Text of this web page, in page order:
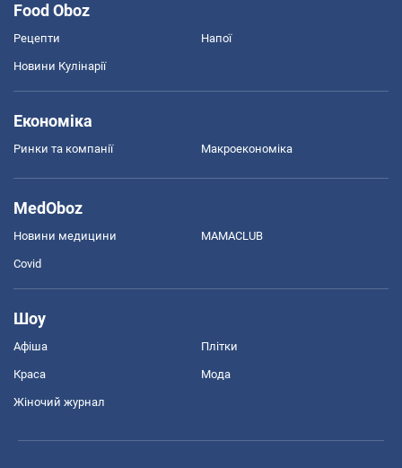
Food Oboz
Рецепти Напої
Новини Кулінарії
Економіка
Ринки та компанії Макроекономіка
MedOboz
Новини медицини MAMACLUB
Covid
Шоу
Афіша Плітки
Краса Мода
Жіночий журнал